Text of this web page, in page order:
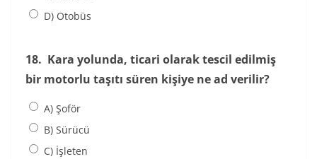
D) Otobüs
18. Kara yolunda, ticari olarak tescil edilmiş
bir motorlu taşıtı süren kişiye ne ad verilir?
A) Şoför
B) Sürücü
C) İşleten